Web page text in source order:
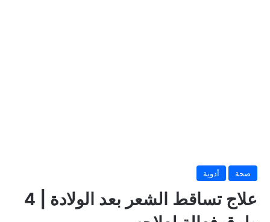
صحة أدوية
علاج تساقط الشعر بعد الولادة | 4